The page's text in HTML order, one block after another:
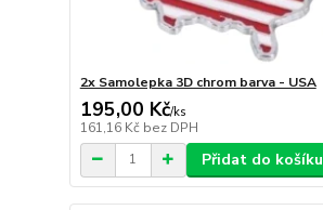
2x Samolepka 3D chrom barva - USA
195,00 Kč/ks
161,16 Kč bez DPH
Přidat do košíku